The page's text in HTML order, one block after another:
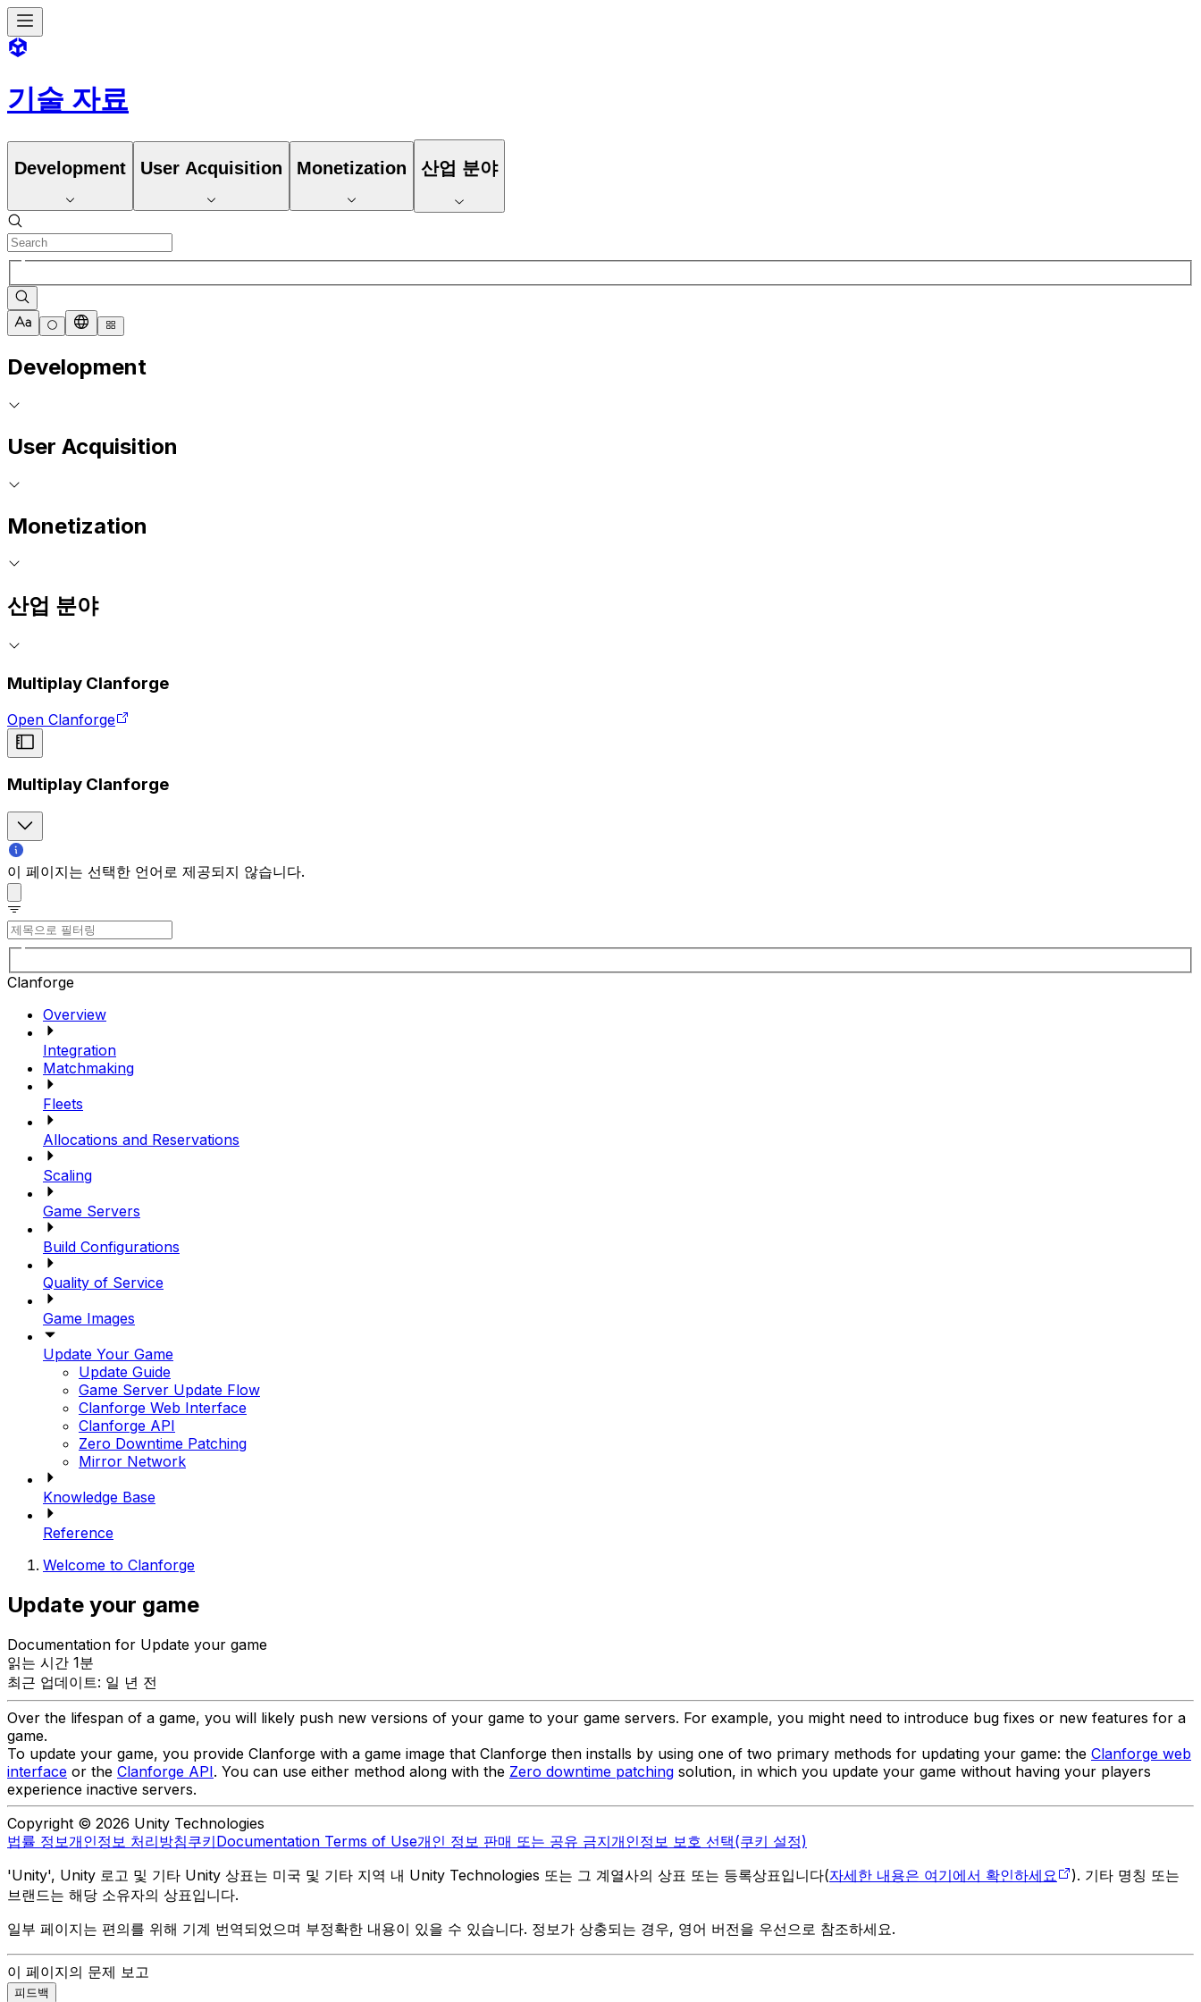
기술 자료
Development User Acquisition Monetization 산업 분야
Development
User Acquisition
Monetization
산업 분야
Multiplay Clanforge
Open Clanforge
Multiplay Clanforge
이 페이지는 선택한 언어로 제공되지 않습니다.
Clanforge
Overview
Integration
Matchmaking
Fleets
Allocations and Reservations
Scaling
Game Servers
Build Configurations
Quality of Service
Game Images
Update Your Game
Update Guide
Game Server Update Flow
Clanforge Web Interface
Clanforge API
Zero Downtime Patching
Mirror Network
Knowledge Base
Reference
Welcome to Clanforge
Update your game
Documentation for Update your game
읽는 시간 1분
최근 업데이트: 일 년 전
Over the lifespan of a game, you will likely push new versions of your game to your game servers. For example, you might need to introduce bug fixes or new features for a
game.
To update your game, you provide Clanforge with a game image that Clanforge then installs by using one of two primary methods for updating your game: the Clanforge web
interface or the Clanforge API. You can use either method along with the Zero downtime patching solution, in which you update your game without having your players
experience inactive servers.
Copyright © 2026 Unity Technologies
법률 정보개인정보 처리방침쿠키Documentation Terms of Use개인 정보 판매 또는 공유 금지개인정보 보호 선택(쿠키 설정)
'Unity', Unity 로고 및 기타 Unity 상표는 미국 및 기타 지역 내 Unity Technologies 또는 그 계열사의 상표 또는 등록상표입니다(자세한 내용은 여기에서 확인하세요
). 기타 명칭 또는
브랜드는 해당 소유자의 상표입니다.
일부 페이지는 편의를 위해 기계 번역되었으며 부정확한 내용이 있을 수 있습니다. 정보가 상충되는 경우, 영어 버전을 우선으로 참조하세요.
이 페이지의 문제 보고
피드백